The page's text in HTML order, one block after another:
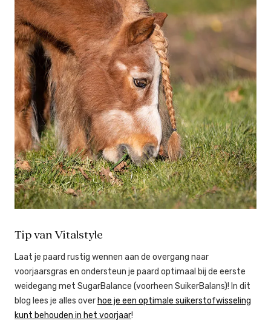
Tip van Vitalstyle
Laat je paard rustig wennen aan de overgang naar
voorjaarsgras en ondersteun je paard optimaal bij de eerste
weidegang met SugarBalance (voorheen SuikerBalans)! In dit
blog lees je alles over hoe je een optimale suikerstofwisseling
kunt behouden in het voorjaar!